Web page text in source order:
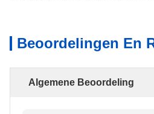
Beoordelingen En
Algemene Beoordeling